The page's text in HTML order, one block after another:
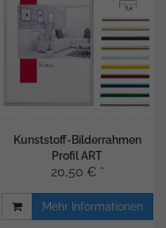
Kunststoff-Bilderrahmen
Profil ART
20,50 € *
Mehr Informationen